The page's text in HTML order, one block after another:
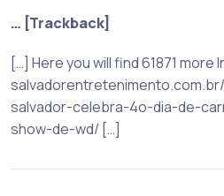
… [Trackback]
[…] Here you will find 61871
salvador-celebra-4o-dia-de-
show-de-wd/ […]